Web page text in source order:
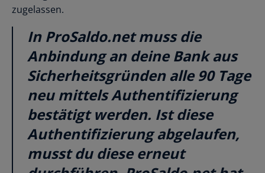
zugelassen.
In ProSaldo.net muss die
Anbindung an deine Bank aus
Sicherheitsgründen alle 90 Tage
neu mittels Authentifizierung
bestätigt werden. Ist diese
Authentifizierung abgelaufen,
musst du diese erneut